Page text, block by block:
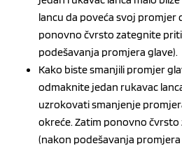
lancu da poveća svoj promjer
ponovno čvrsto zategnite
podešavanja promjera glave).
Kako biste smanjili promjer
odmaknite jedan rukavac
uzrokovati smanjenje
okreće. Zatim ponovno
(nakon podešavanja promjera